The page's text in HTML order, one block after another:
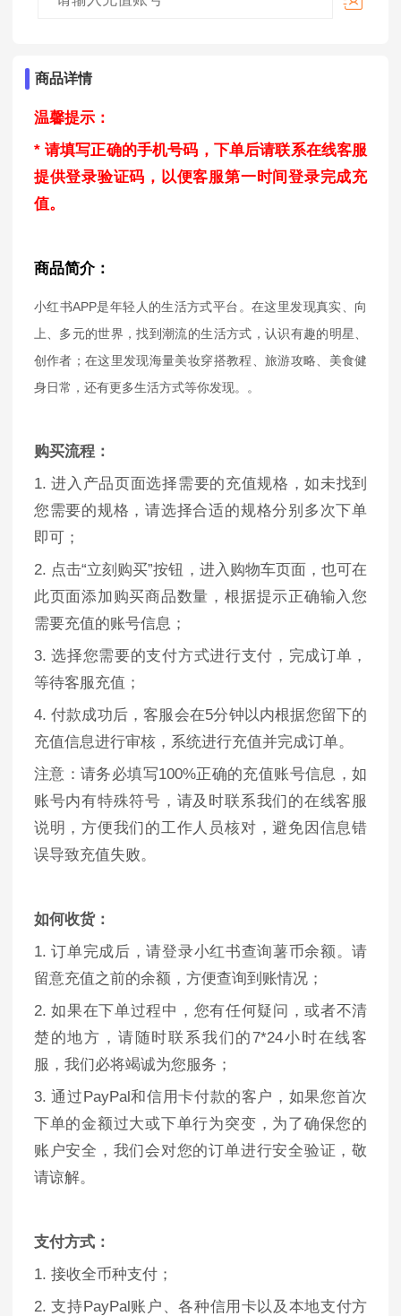
商品详情
温馨提示：
* 请填写正确的手机号码，下单后请联系在线客服
提供登录验证码，以便客服第一时间登录完成充
值。
商品简介：
小红书APP是年轻人的生活方式平台。在这里发现真实、向
上、多元的世界，找到潮流的生活方式，认识有趣的明星、
创作者；在这里发现海量美妆穿搭教程、旅游攻略、美食健
身日常，还有更多生活方式等你发现。
。
购买流程：
1. 进入产品页面选择需要的充值规格，如未找到
您需要的规格，请选择合适的规格分别多次下单
即可；
2. 点击“立刻购买”按钮，进入购物车页面，也可在
此页面添加购买商品数量，根据提示正确输入您
需要充值的账号信息；
3. 选择您需要的支付方式进行支付，完成订单，
等待客服充值；
4. 付款成功后，客服会在5分钟以内根据您留下的
充值信息进行审核，系统进行充值并完成订单。
注意：请务必填写100%正确的充值账号信息，如
账号内有特殊符号，请及时联系我们的在线客服
说明，方便我们的工作人员核对，避免因信息错
误导致充值失败。
如何收货：
1. 订单完成后，请登录小红书查询薯币余额。请
留意充值之前的余额，方便查询到账情况；
2. 如果在下单过程中，您有任何疑问，或者不清
楚的地方，请随时联系我们的7*24小时在线客
服，我们必将竭诚为您服务；
3. 通过PayPal和信用卡付款的客户，如果您首次
下单的金额过大或下单行为突变，为了确保您的
账户安全，我们会对您的订单进行安全验证，敬
请谅解。
支付方式：
1. 接收全币种支付；
2. 支持PayPal账户、各种信用卡以及本地支付方